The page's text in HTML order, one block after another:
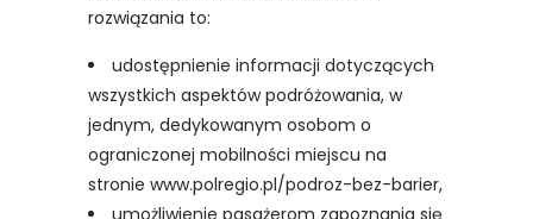
rozwiązania to:
udostępnienie informacji dotyczących
wszystkich aspektów podróżowania, w
jednym, dedykowanym osobom o
ograniczonej mobilności miejscu na
stronie www.polregio.pl/podroz-bez-barier,